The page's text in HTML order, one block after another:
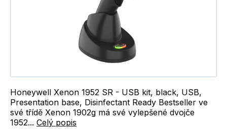
Honeywell Xenon 1952 SR - USB kit, black, USB,
Presentation base, Disinfectant Ready Bestseller ve
své třídě Xenon 1902g má své vylepšené dvojče
1952... Celý popis